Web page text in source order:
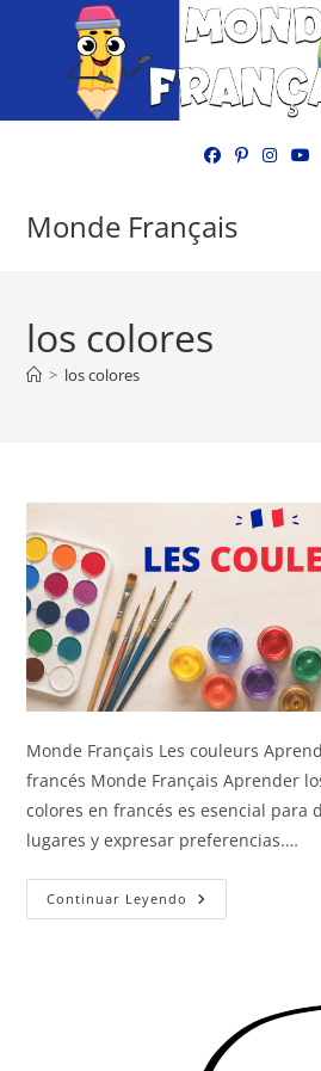
Monde Français
los colores
> los colores
Monde Français Les couleurs
francés Monde Français Aprender
colores en francés es esencial para
lugares y expresar preferencias.…
Continuar Leyendo Los
Colores